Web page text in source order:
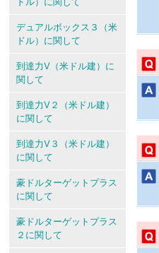
デュアルボックス３（米
ドル）に関して
到達力V（米ドル建）に
関して
到達力V２（米ドル建）
に関して
到達力V３（米ドル建）
に関して
豪ドルターゲットプラス
に関して
豪ドルターゲットプラス
２に関して